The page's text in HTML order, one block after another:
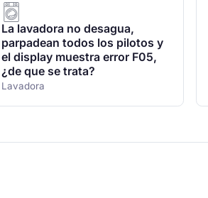
La lavadora no desagua,
parpadean todos los pilotos y
el display muestra error F05,
¿de que se trata?
Lavadora